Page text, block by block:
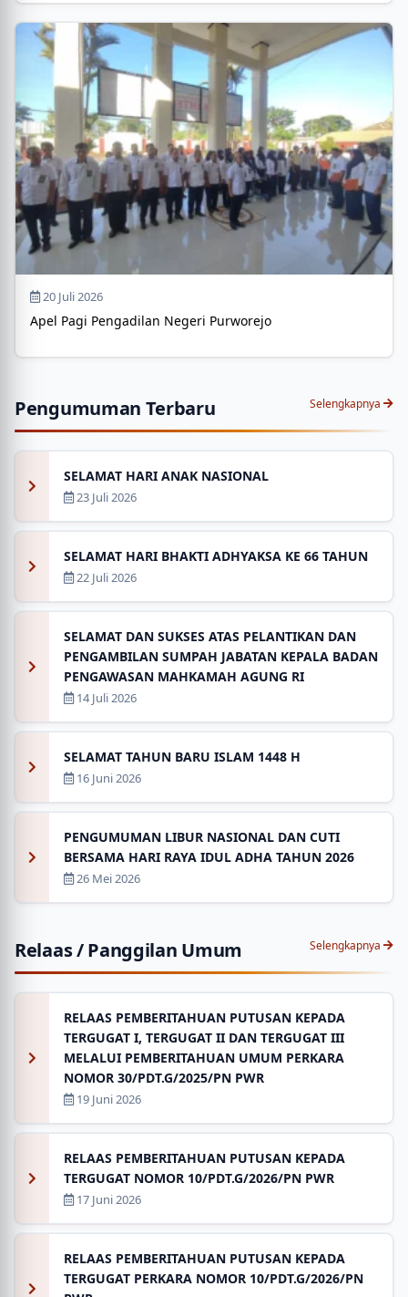
20 Juli 2026
Apel Pagi Pengadilan Negeri Purworejo
Pengumuman Terbaru Selengkapnya
SELAMAT HARI ANAK NASIONAL
23 Juli 2026
SELAMAT HARI BHAKTI ADHYAKSA KE 66 TAHUN
22 Juli 2026
SELAMAT DAN SUKSES ATAS PELANTIKAN DAN
PENGAMBILAN SUMPAH JABATAN KEPALA BADAN
PENGAWASAN MAHKAMAH AGUNG RI
14 Juli 2026
SELAMAT TAHUN BARU ISLAM 1448 H
16 Juni 2026
PENGUMUMAN LIBUR NASIONAL DAN CUTI
BERSAMA HARI RAYA IDUL ADHA TAHUN 2026
26 Mei 2026
Relaas / Panggilan Umum Selengkapnya
RELAAS PEMBERITAHUAN PUTUSAN KEPADA
TERGUGAT I, TERGUGAT II DAN TERGUGAT III
MELALUI PEMBERITAHUAN UMUM PERKARA
NOMOR 30/PDT.G/2025/PN PWR
19 Juni 2026
RELAAS PEMBERITAHUAN PUTUSAN KEPADA
TERGUGAT NOMOR 10/PDT.G/2026/PN PWR
17 Juni 2026
RELAAS PEMBERITAHUAN PUTUSAN KEPADA
TERGUGAT PERKARA NOMOR 10/PDT.G/2026/PN